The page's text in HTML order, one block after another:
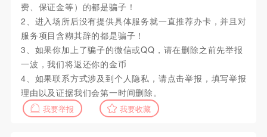
费、保证金等）的都是骗子！
2、进入场所后没有提供具体服务就一直推荐办卡，并且对
服务项目含糊其辞的都是骗子！
3、如果你加上了骗子的微信或QQ，请在删除之前先举报
一波，我们将返还你的金币
4、如果联系方式涉及到个人隐私，请点击举报，填写举报
理由以及证据我们会第一时间删除。
我要举报 我要收藏